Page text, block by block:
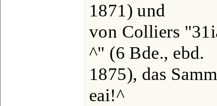
1871) und
von Colliers
^" (6 Bde., ebd.
1875), das
eai!^